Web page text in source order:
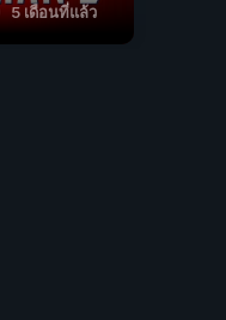
5 เดือนที่แล้ว